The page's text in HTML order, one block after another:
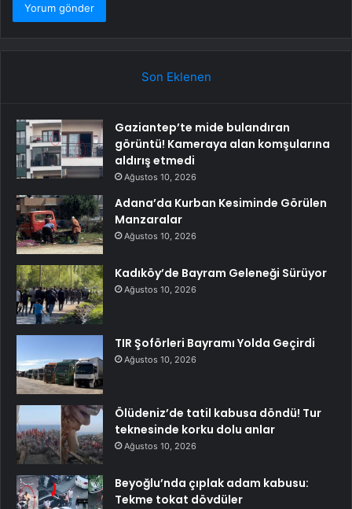
Son Eklenen
Gaziantep’te mide bulandıran
görüntü! Kameraya alan komşularına
aldırış etmedi
Ağustos 10, 2026
Adana’da Kurban Kesiminde Görülen
Manzaralar
Ağustos 10, 2026
Kadıköy’de Bayram Geleneği Sürüyor
Ağustos 10, 2026
TIR Şoförleri Bayramı Yolda Geçirdi
Ağustos 10, 2026
Ölüdeniz’de tatil kabusa döndü! Tur
teknesinde korku dolu anlar
Ağustos 10, 2026
Beyoğlu’nda çıplak adam kabusu:
Tekme tokat dövdüler